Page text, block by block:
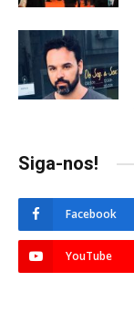
Siga-nos!
Facebook
YouTube